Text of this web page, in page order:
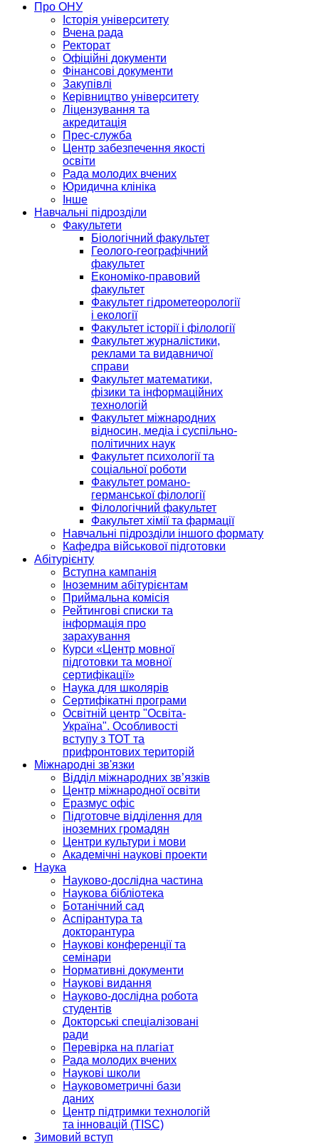
Про ОНУ
Історія університету
Вчена рада
Ректорат
Офіційні документи
Фінансові документи
Закупівлі
Керівництво університету
Ліцензування та
акредитація
Прес-служба
Центр забезпечення якості
освіти
Рада молодих вчених
Юридична клініка
Інше
Навчальні підрозділи
Факультети
Біологічний факультет
Геолого-географічний
факультет
Економіко-правовий
факультет
Факультет гідрометеорології
і екології
Факультет історії і філології
Факультет журналістики,
реклами та видавничої
справи
Факультет математики,
фізики та інформаційних
технологій
Факультет міжнародних
відносин, медіа і суспільно-
політичних наук
Факультет психології та
соціальної роботи
Факультет романо-
германської філології
Філологічний факультет
Факультет хімії та фармації
Навчальні підрозділи іншого формату
Кафедра військової підготовки
Абітурієнту
Вступна кампанія
Іноземним абітурієнтам
Приймальна комісія
Рейтингові списки та
інформація про
зарахування
Курси «Центр мовної
підготовки та мовної
сертифікації»
Наука для школярів
Сертифікатні програми
Освітній центр "Освіта-
Україна". Особливості
вступу з ТОТ та
прифронтових територій
Міжнародні зв'язки
Відділ міжнародних зв’язків
Центр міжнародної освіти
Еразмус офіс
Підготовче відділення для
іноземних громадян
Центри культури і мови
Академічні наукові проекти
Наука
Науково-дослідна частина
Наукова бібліотека
Ботанічний сад
Аспірантура та
докторантура
Наукові конференції та
семінари
Нормативні документи
Наукові видання
Науково-дослідна робота
студентів
Докторські спеціалізовані
ради
Перевірка на плагіат
Рада молодих вчених
Наукові школи
Науковометричні бази
даних
Центр підтримки технологій
та інновацій (TISC)
Зимовий вступ